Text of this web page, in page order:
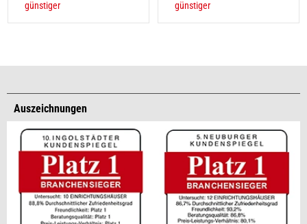
günstiger
günstiger
Auszeichnungen